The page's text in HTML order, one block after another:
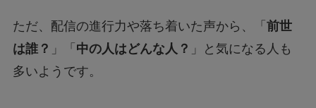
ただ、配信の進行力や落ち着いた声から、「 前世
は誰？ 」「 中の人はどんな人？ 」と気になる人も
多いようです。